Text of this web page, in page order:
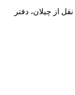
از چیلان، دفتر